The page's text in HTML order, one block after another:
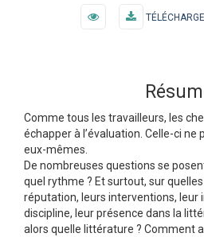
Comme tous les travailleurs, les
échapper à l’évaluation. Celle-ci
eux-mêmes.
De nombreuses questions se
quel rythme ? Et surtout, sur
réputation, leurs interventions, leur
discipline, leur présence dans la
alors quelle littérature ? Comment